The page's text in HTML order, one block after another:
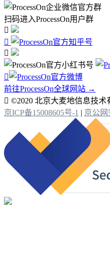
扫码进入ProcessOn用户群




前往ProcessOn全球网站 →
 ©2020 北京大麦地信息技术
京ICP备15008605号-1 | 京公网